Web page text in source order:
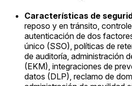
Características de
reposo y en tránsito,
autenticación de dos
único (SSO), políticas de
de auditoría, administración
(EKM), integraciones de
datos (DLP), reclamo de